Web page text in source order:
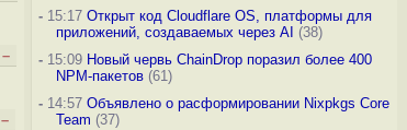
–
–
-15:17 Открыт код Cloudflare OS, платформы для
приложений, создаваемых через AI (38)
-15:09 Новый червь ChainDrop поразил более 400
NPM-пакетов(61)
-14:57 Объявлено о расформировании Nixpkgs Core
Team (37)